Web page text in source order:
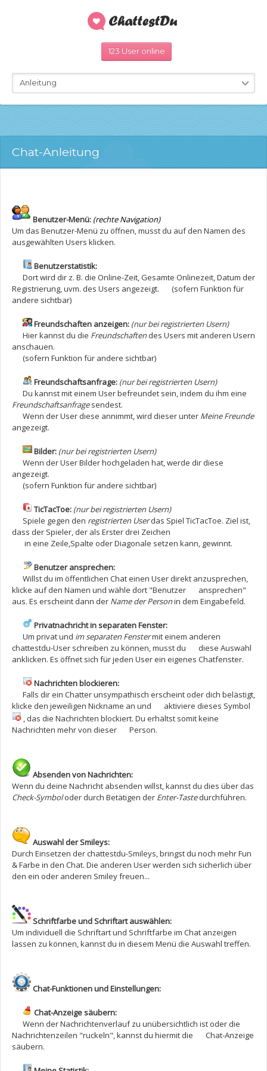
123 User online
Anleitung
Chat-Anleitung
Benutzer-Menü: (rechte Navigation)
Um das Benutzer-Menü zu öffnen, musst du auf den Namen des
ausgewählten Users klicken.
Benutzerstatistik:
Dort wird dir z. B. die Online-Zeit, Gesamte Onlinezeit, Datum der
Registrierung, uvm. des Users angezeigt. (sofern Funktion für
andere sichtbar)
Freundschaften anzeigen: (nur bei registrierten Usern)
Hier kannst du die Freundschaftendes Users mit anderen Usern
anschauen.
(sofern Funktion für andere sichtbar)
Freundschaftsanfrage: (nur bei registrierten Usern)
Du kannst mit einem User befreundet sein, indem du ihm eine
Freundschaftsanfragesendest.
Wenn der User diese annimmt, wird dieser unter Meine Freunde
angezeigt.
Bilder: (nur bei registrierten Usern)
Wenn der User Bilder hochgeladen hat, werde dir diese
angezeigt.
(sofern Funktion für andere sichtbar)
TicTacToe: (nur bei registrierten Usern)
Spiele gegen den registrierten Userdas Spiel TicTacToe. Ziel ist,
dass der Spieler, der als Erster drei Zeichen
in eine Zeile,Spalte oder Diagonale setzen kann, gewinnt.
Benutzer ansprechen:
Willst du im öffentlichen Chat einen User direkt anzusprechen,
klicke auf den Namen und wähle dort "Benutzer ansprechen"
aus. Es erscheint dann der Name der Personin dem Eingabefeld.
Privatnachricht in separaten Fenster:
Um privat und im separaten Fenstermit einem anderen
chattestdu-User schreiben zu können, musst du diese Auswahl
anklicken. Es öffnet sich für jeden User ein eigenes Chatfenster.
Nachrichten blockieren:
Falls dir ein Chatter unsympathisch erscheint oder dich belästigt,
klicke den jeweiligen Nickname an und aktiviere dieses Symbol
, das die Nachrichten blockiert. Du erhältst somit keine
Nachrichten mehr von dieser Person.
Absenden von Nachrichten:
Wenn du deine Nachricht absenden willst, kannst du dies über das
Check-Symboloder durch Betätigen der Enter-Tastedurchführen.
Auswahl der Smileys:
Durch Einsetzen der chattestdu-Smileys, bringst du noch mehr Fun
& Farbe in den Chat. Die anderen User werden sich sicherlich über
den ein oder anderen Smiley freuen...
Schriftfarbe und Schriftart auswählen:
Um individuell die Schriftart und Schriftfarbe im Chat anzeigen
lassen zu können, kannst du in diesem Menü die Auswahl treffen.
Chat-Funktionen und Einstellungen:
Chat-Anzeige säubern:
Wenn der Nachrichtenverlauf zu unübersichtlich ist oder die
Nachrichtenzeilen "ruckeln", kannst du hiermit die Chat-Anzeige
säubern.